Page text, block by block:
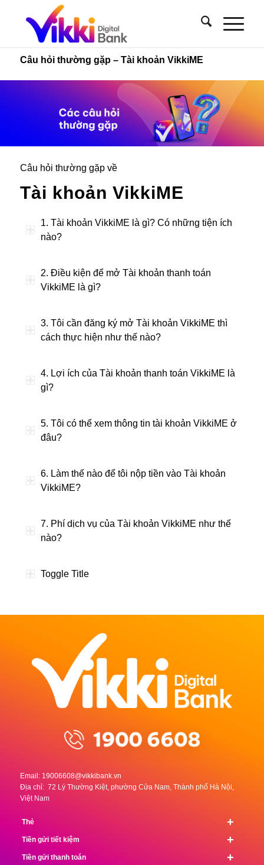
Câu hỏi thường gặp – Tài khoản VikkiME
Câu hỏi thường gặp về
Tài khoản VikkiME
1. Tài khoản VikkiME là gì? Có những tiện ích
nào?
2. Điều kiện để mở Tài khoản thanh toán
VikkiME là gì?
3. Tôi cần đăng ký mở Tài khoản VikkiME thì
cách thực hiện như thế nào?
4. Lợi ích của Tài khoản thanh toán VikkiME là
gì?
5. Tôi có thể xem thông tin tài khoản VikkiME ở
đâu?
6. Làm thế nào để tôi nộp tiền vào Tài khoản
VikkiME?
7. Phí dịch vụ của Tài khoản VikkiME như thế
nào?
Toggle Title
Email: 19006608@vikkibank.vn
Địa chỉ: 72 Lý Thường Kiệt, phường Cửa Nam, Thành phố Hà Nội,
Việt Nam
+
Thẻ
+
Tiền gửi tiết kiệm
+
Tiền gửi thanh toán